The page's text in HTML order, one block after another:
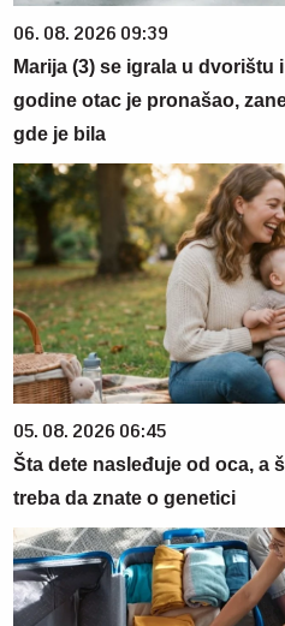
06. 08. 2026 09:39
Marija (3) se igrala u dvorištu
godine otac je pronašao,
gde je bila
05. 08. 2026 06:45
Šta dete nasleđuje od oca, a
treba da znate o genetici